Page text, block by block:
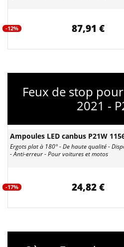
-12% 87,91 €
Feux de stop
2021 -
Ampoules LED canbus P21W
Ergots plat à 180° - De haute qualité -
- Anti-erreur - Pour voitures et motos
-17% 24,82 €